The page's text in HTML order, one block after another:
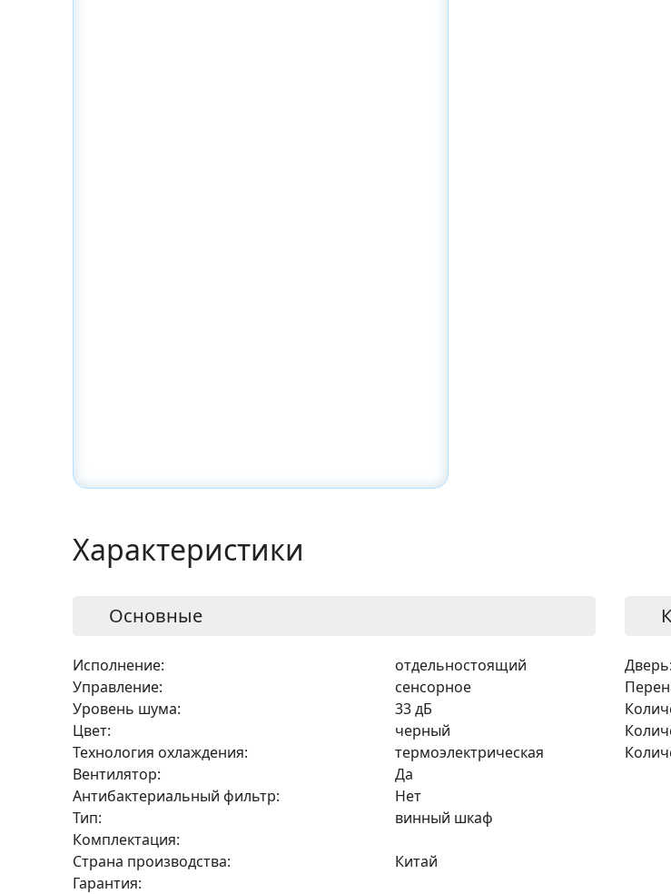
Характеристики
Основные
Исполнение:
отдельностоящий
Управление:
сенсорное
Уровень шума:
33 дБ
Цвет:
черный
Технология охлаждения:
термоэлектрическая
Вентилятор:
Да
Антибактериальный фильтр:
Нет
Тип:
винный шкаф
Комплектация:
Страна производства:
Китай
Гарантия:
Дверь: